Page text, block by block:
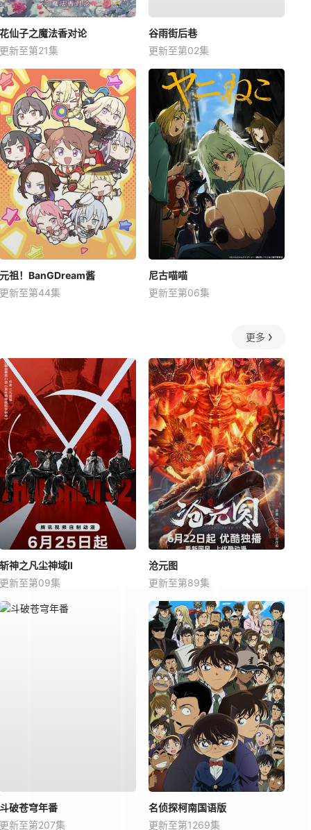
花仙子之魔法香对论
更新至第21集
谷雨街后巷
更新至第02集
元祖！BanGDream酱
更新至第44集
尼古喵喵
更新至第06集
更多
斩神之凡尘神域Ⅱ
更新至第09集
沧元图
更新至第89集
斗破苍穹年番
更新至第207集
名侦探柯南国语版
更新至第1269集